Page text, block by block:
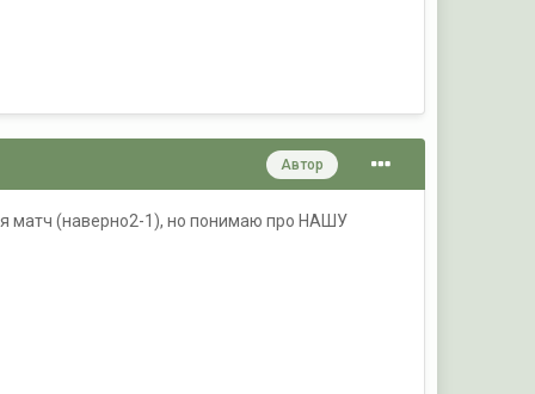
Автор
матч (наверно2-1), но понимаю про НАШУ